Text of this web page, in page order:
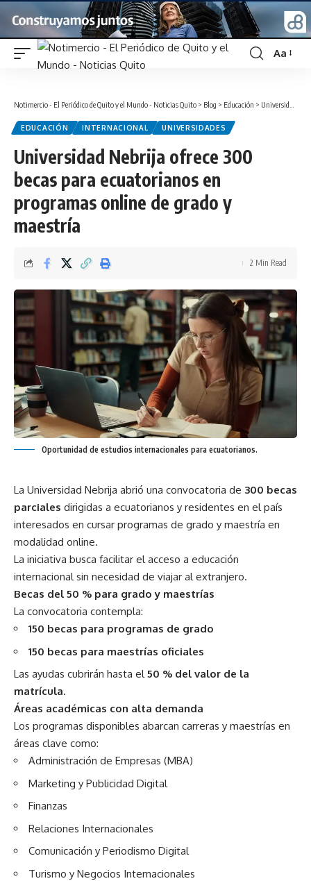
Font
Aa
Notimercio - El Periódico de Quito y el Mundo - Noticias Quito > Blog > Educación > Universidad Nebrija ofrece 300 becas para ecuatorianos en programas online de grado y maestría
EDUCACIÓN INTERNACIONAL UNIVERSIDADES
Universidad Nebrija ofrece 300
becas para ecuatorianos en
programas online de grado y
maestría
2 Min Read
Oportunidad de estudios internacionales para ecuatorianos.
La Universidad Nebrija abrió una convocatoria de 300 becas
parciales dirigidas a ecuatorianos y residentes en el país
interesados en cursar programas de grado y maestría en
modalidad online.
La iniciativa busca facilitar el acceso a educación
internacional sin necesidad de viajar al extranjero.
Becas del 50 % para grado y maestrías
La convocatoria contempla:
150 becas para programas de grado
150 becas para maestrías oficiales
Las ayudas cubrirán hasta el50 % del valor de la
matrícula.
Áreas académicas con alta demanda
Los programas disponibles abarcan carreras y maestrías en
áreas clave como:
Administración de Empresas (MBA)
Marketing y Publicidad Digital
Finanzas
Relaciones Internacionales
Comunicación y Periodismo Digital
Turismo y Negocios Internacionales